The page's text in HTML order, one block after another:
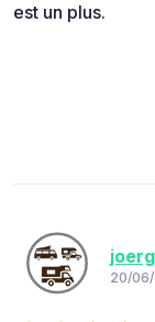
est un plus.
20/